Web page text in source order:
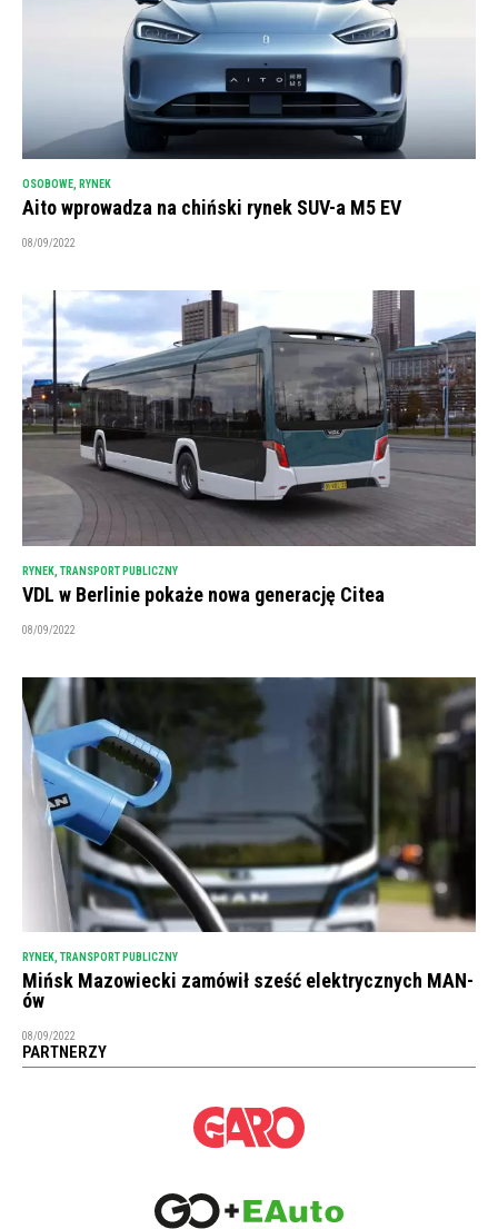
OSOBOWE, RYNEK
Aito wprowadza na chiński rynek SUV-a M5 EV
08/09/2022
RYNEK TRANSPORT PUBLICZNY
VDL w Berlinie pokaże nowa generację Citea
08/09/2022
RYNEK, TRANSPORT PUBLICZNY
Mińsk Mazowiecki zamówił sześć elektrycznych MAN-
ów
08/09/2022
PARTNERZY